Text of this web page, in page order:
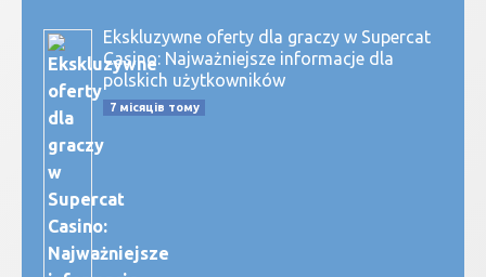
Ekskluzywne oferty dla graczy w Supercat
Casino: Najważniejsze informacje dla
polskich użytkowników
7 місяців тому